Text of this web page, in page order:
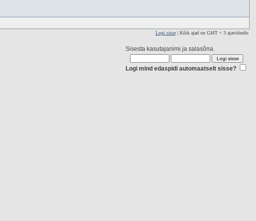
Logi sisse| Kõik ajad on GMT + 3 ajavööndis
Sisesta kasutajanimi ja salasõna.
Logi mind edaspidi automaatselt sisse?